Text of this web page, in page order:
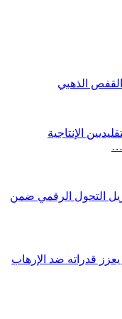
الإنتاجية
التحول الرقمي ضمن
قدراته ضد الإرهاب